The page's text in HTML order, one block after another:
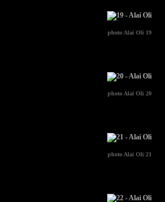
photo Alai Oli 19
photo Alai Oli 20
photo Alai Oli 21